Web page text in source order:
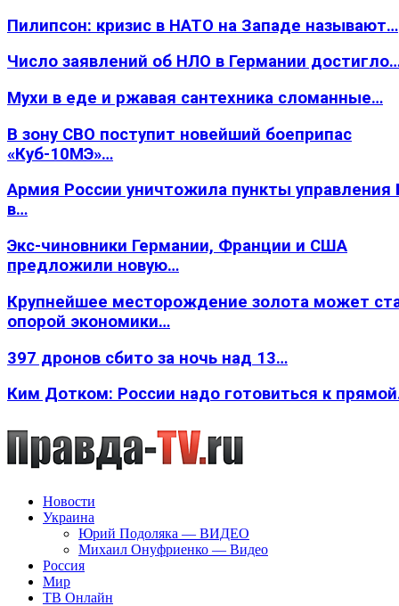
Пилипсон: кризис в НАТО на Западе называют…
Число заявлений об НЛО в Германии
Мухи в еде и ржавая сантехника сломанные…
В зону СВО поступит новейший боеприпас
«Куб-10МЭ»…
Армия России уничтожила пункты
в…
Экс-чиновники Германии, Франции и США
предложили новую…
Крупнейшее месторождение золота может
опорой экономики…
397 дронов сбито за ночь над 13…
Ким Дотком: России надо готовиться к
Новости
Украина
Юрий Подоляка — ВИДЕО
Михаил Онуфриенко — Видео
Россия
Мир
ТВ Онлайн